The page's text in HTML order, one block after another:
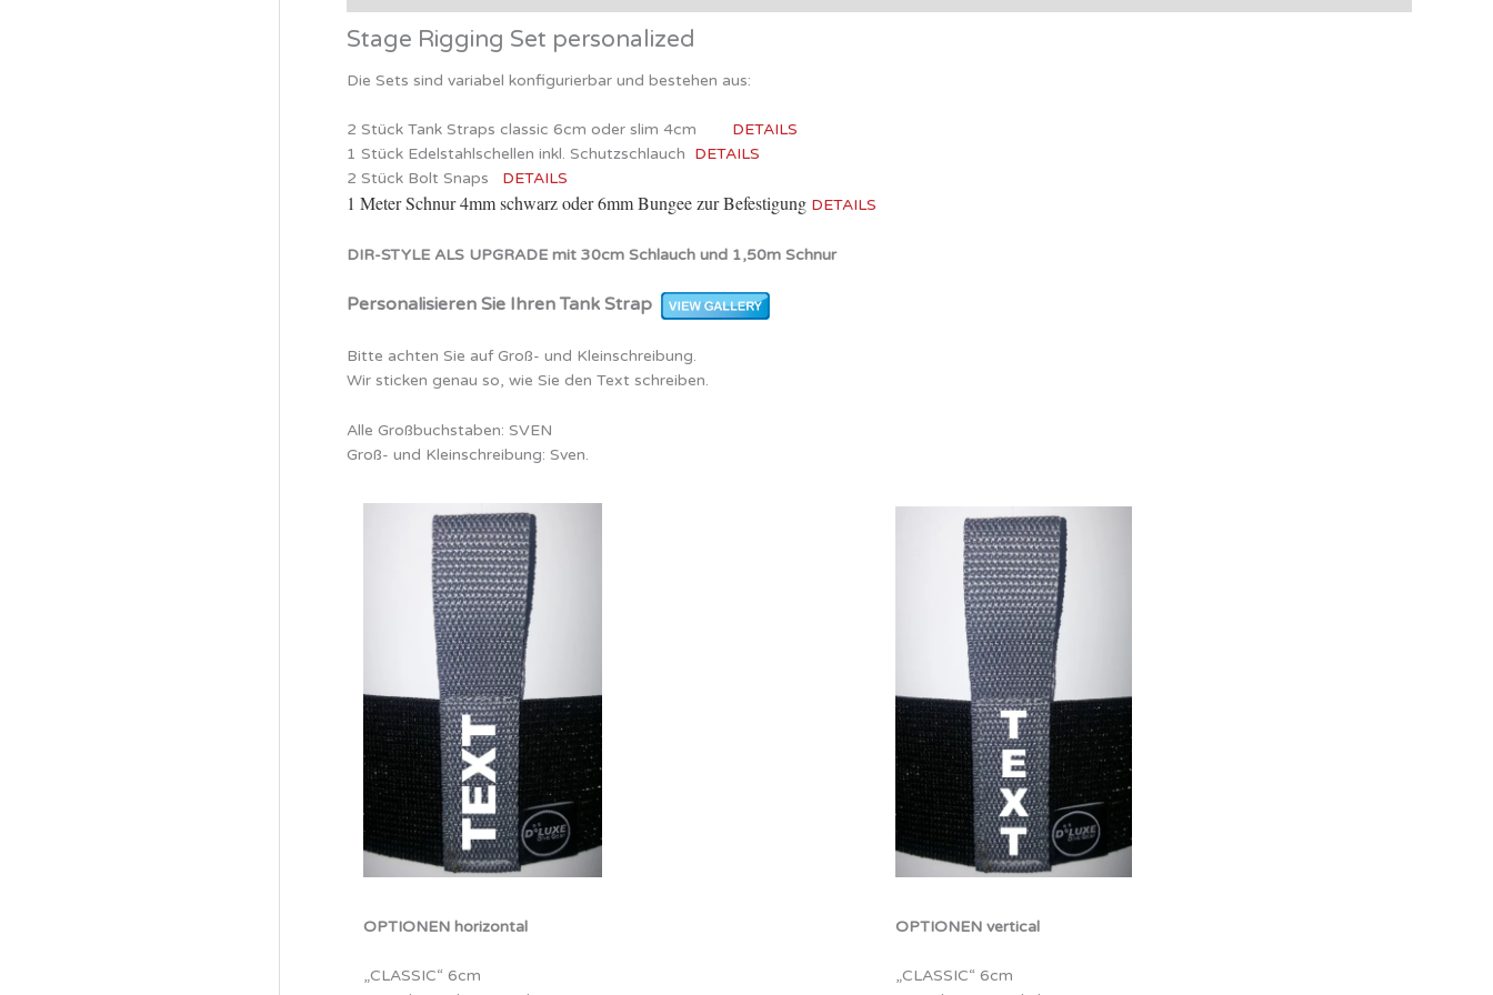
Stage Rigging Set personalized
Die Sets sind variabel konfigurierbar und bestehen aus:
2 Stück Tank Straps classic 6cm oder slim 4cm DETAILS
1 Stück Edelstahlschellen inkl. Schutzschlauch DETAILS
2 Stück Bolt Snaps DETAILS
1 Meter Schnur 4mm schwarz oder 6mm Bungee zur Befestigung DETAILS
DIR-STYLE ALS UPGRADE mit 30cm Schlauch und 1,50m Schnur
Personalisieren Sie Ihren Tank Strap
Bitte achten Sie auf Groß- und Kleinschreibung.
Wir sticken genau so, wie Sie den Text schreiben.
Alle Großbuchstaben: SVEN
Groß- und Kleinschreibung: Sven.
OPTIONEN horizontal
„CLASSIC“ 6cm
OPTIONEN vertical
„CLASSIC“ 6cm